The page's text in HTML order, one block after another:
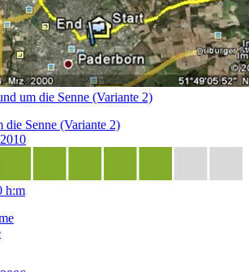
um die Senne (Variante 2)
die Senne (Variante 2)
h:m